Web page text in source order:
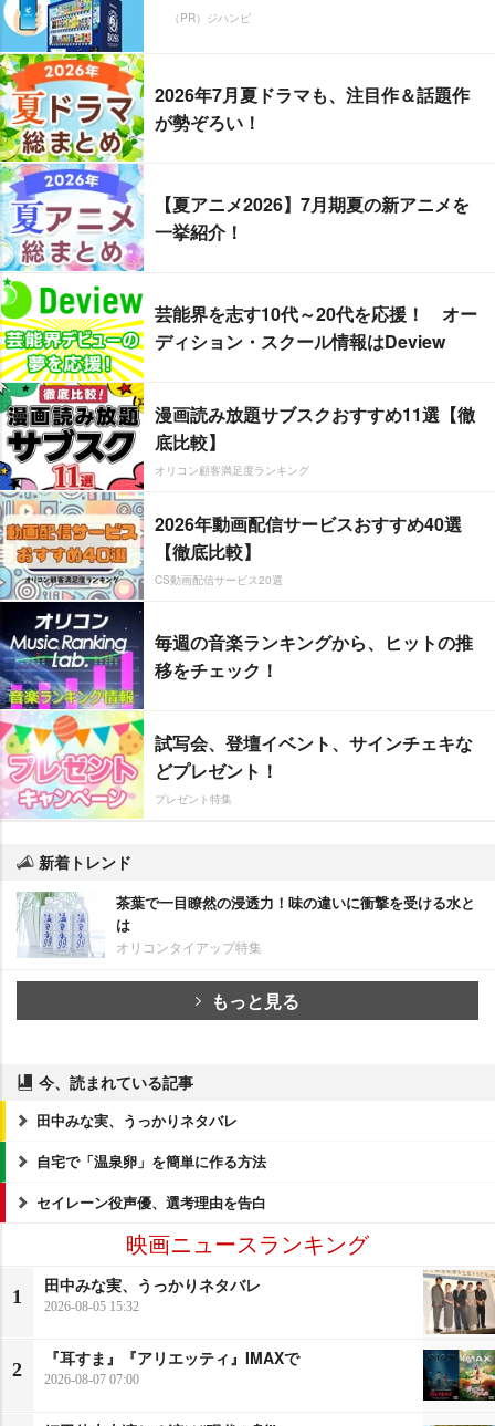
（PR）ジハンピ
2026年7月夏ドラマも、注目作＆話題作
が勢ぞろい！
【夏アニメ2026】7月期夏の新アニメを
一挙紹介！
芸能界を志す10代～20代を応援！ オー
ディション・スクール情報はDeview
漫画読み放題サブスクおすすめ11選【徹
底比較】
オリコン顧客満足度ランキング
2026年動画配信サービスおすすめ40選
【徹底比較】
CS動画配信サービス20選
毎週の音楽ランキングから、ヒットの推
移をチェック！
試写会、登壇イベント、サインチェキな
どプレゼント！
プレゼント特集
新着トレンド
茶葉で一目瞭然の浸透力！味の違いに衝撃を受ける水と
は
オリコンタイアップ特集
もっと見る
今、読まれている記事
田中みな実、うっかりネタバレ
自宅で「温泉卵」を簡単に作る方法
セイレーン役声優、選考理由を告白
映画ニュースランキング
1
田中みな実、うっかりネタバレ
2026-08-05 15:32
2
『耳すま』『アリエッティ』IMAXで
2026-08-07 07:00